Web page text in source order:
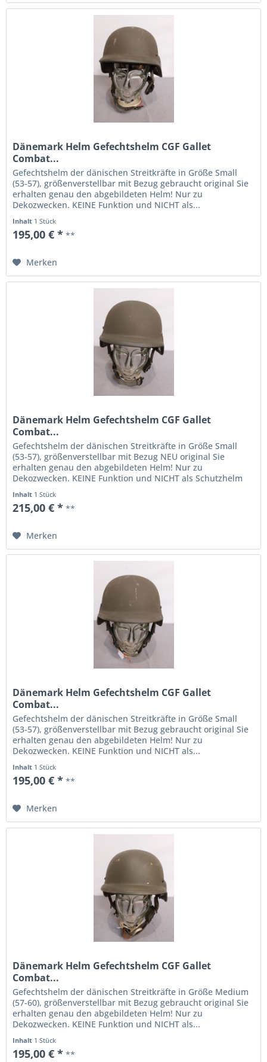
Dänemark Helm Gefechtshelm CGF Gallet
Combat...
Gefechtshelm der dänischen Streitkräfte in Größe Small
(53-57), größenverstellbar mit Bezug gebraucht original Sie
erhalten genau den abgebildeten Helm! Nur zu
Dekozwecken. KEINE Funktion und NICHT als...
Inhalt 1 Stück
195,00 € * **
Merken
Dänemark Helm Gefechtshelm CGF Gallet
Combat...
Gefechtshelm der dänischen Streitkräfte in Größe Small
(53-57), größenverstellbar mit Bezug NEU original Sie
erhalten genau den abgebildeten Helm! Nur zu
Dekozwecken. KEINE Funktion und NICHT als Schutzhelm
Inhalt 1 Stück
215,00 € * **
Merken
Dänemark Helm Gefechtshelm CGF Gallet
Combat...
Gefechtshelm der dänischen Streitkräfte in Größe Small
(53-57), größenverstellbar mit Bezug gebraucht original Sie
erhalten genau den abgebildeten Helm! Nur zu
Dekozwecken. KEINE Funktion und NICHT als...
Inhalt 1 Stück
195,00 € * **
Merken
Dänemark Helm Gefechtshelm CGF Gallet
Combat...
Gefechtshelm der dänischen Streitkräfte in Größe Medium
(57-60), größenverstellbar mit Bezug gebraucht original Sie
erhalten genau den abgebildeten Helm! Nur zu
Dekozwecken. KEINE Funktion und NICHT als...
Inhalt 1 Stück
195,00 € * **